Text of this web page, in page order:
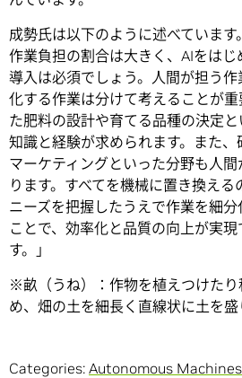
成勢氏は以下のように述べていま
作業負担の割合は大きく、AIをは
導入は必須でしょう。人間が担う
化する作業は分けて考えることが
た肥料の設計や育てる品種の決定
知識と経験が求められます。また、
マーケティングといった分野も人
ります。すべてを機械に置き換え
ニーズを把握したうえで作業を細
ことで、効率化と品質の向上が実
す。」
※畝（うね）：作物を植えつけた
め、畑の土を細長く直線状に土を
Categories: Autonomous Machines